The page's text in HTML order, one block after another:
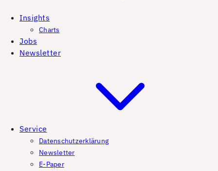
Insights
Charts
Jobs
Newsletter
Service
Datenschutzerklärung
Newsletter
E-Paper